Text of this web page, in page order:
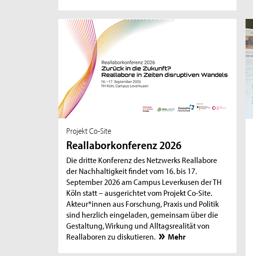
Projekt Co-Site
Reallaborkonferenz 2026
Die dritte Konferenz des Netzwerks Reallabore
der Nachhaltigkeit findet vom 16. bis 17.
September 2026 am Campus Leverkusen der TH
Köln statt – ausgerichtet vom Projekt Co-Site.
Akteur*innen aus Forschung, Praxis und Politik
sind herzlich eingeladen, gemeinsam über die
Gestaltung, Wirkung und Alltagsrealität von
Reallaboren zu diskutieren.
Mehr